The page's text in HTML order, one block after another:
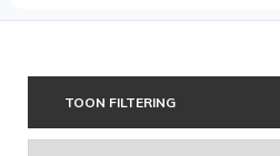
TOON FILTERING